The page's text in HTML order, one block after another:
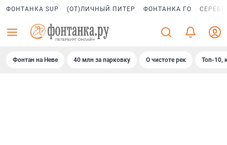
ФОНТАНКА SUP (ОТ)ЛИЧНЫЙ ПИТЕР ФОНТАНКА ГО
Фонтан на Неве 40 млн за парковку О чистоте рек Топ-10,